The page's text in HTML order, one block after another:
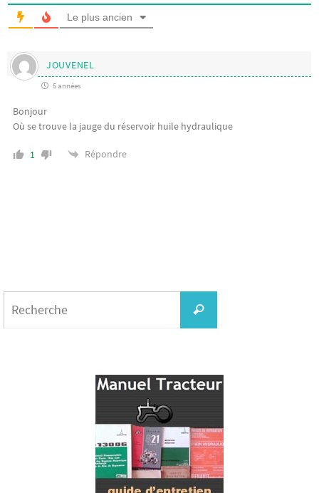
Le plus ancien
JOUVENEL
5 années
Bonjour
Où se trouve la jauge du réservoir huile hydraulique
1 Répondre
Recherche